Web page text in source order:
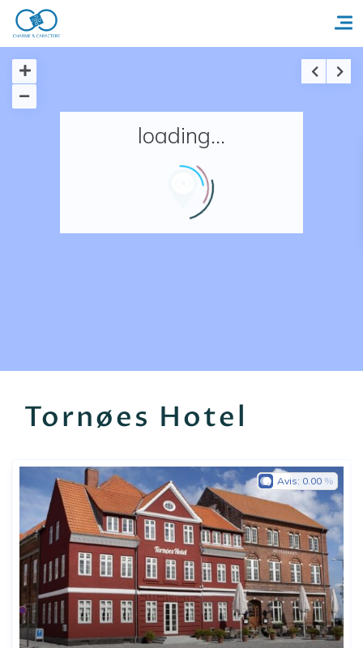
Accueil
Nos adresses en France
loading...
Tornøes Hotel
Avis: 0.00